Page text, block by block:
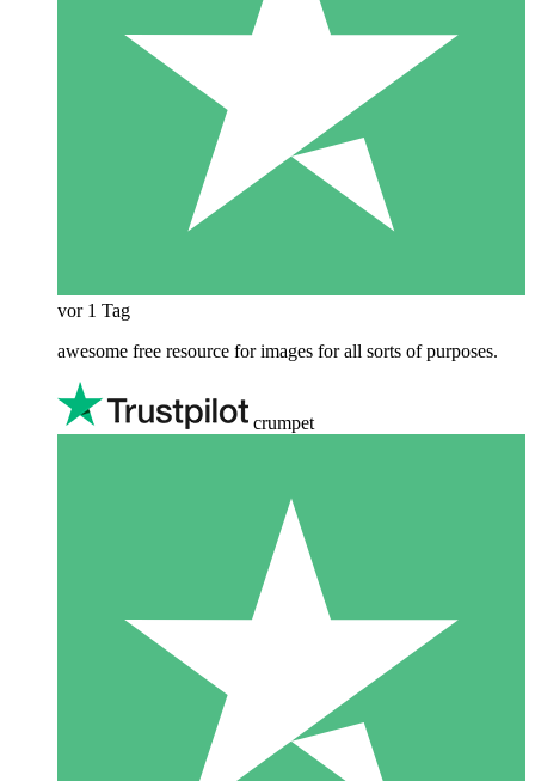
vor 1 Tag
awesome free resource for images for all sorts of purposes.
crumpet